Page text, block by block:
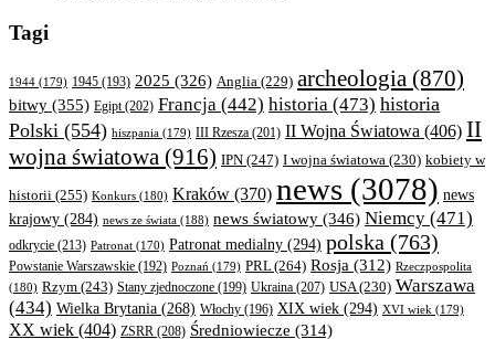
Tagi
1944 (179) 1945 (193) 2025 (326) Anglia (229) archeologia (870)
bitwy (355) Egipt(202) Francja (442) historia (473) historia
Polski (554) hiszpania (179) III Rzesza (201) II Wojna Światowa (406) II
wojna światowa (916) IPN (247) I wojna światowa (230) kobiety w
historii (255) Konkurs (180) Kraków (370) news (3078) news
krajowy (284) news ze świata (188) news światowy (346) Niemcy (471)
odkrycie (213) Patronat (170) Patronat medialny (294) polska (763)
Powstanie Warszawskie (192) Poznań (179) PRL(264) Rosja (312) Rzeczpospolita
(180) Rzym (243) Stany zjednoczone (199) Ukraina (207) USA(230) Warszawa
(434) Wielka Brytania (268) Włochy (196) XIX wiek (294) XVI wiek (179)
XX wiek (404) ZSRR (208) Średniowiecze (314)